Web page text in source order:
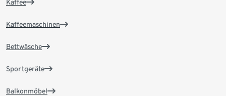
Kaffee
Kaffeemaschinen
Bettwäsche
Sportgeräte
Balkonmöbel